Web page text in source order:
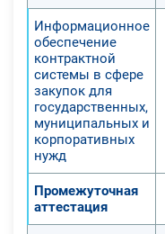
Информационное
обеспечение
контрактной
системы в сфере
закупок для
государственных,
муниципальных и
корпоративных
нужд
Промежуточная
аттестация